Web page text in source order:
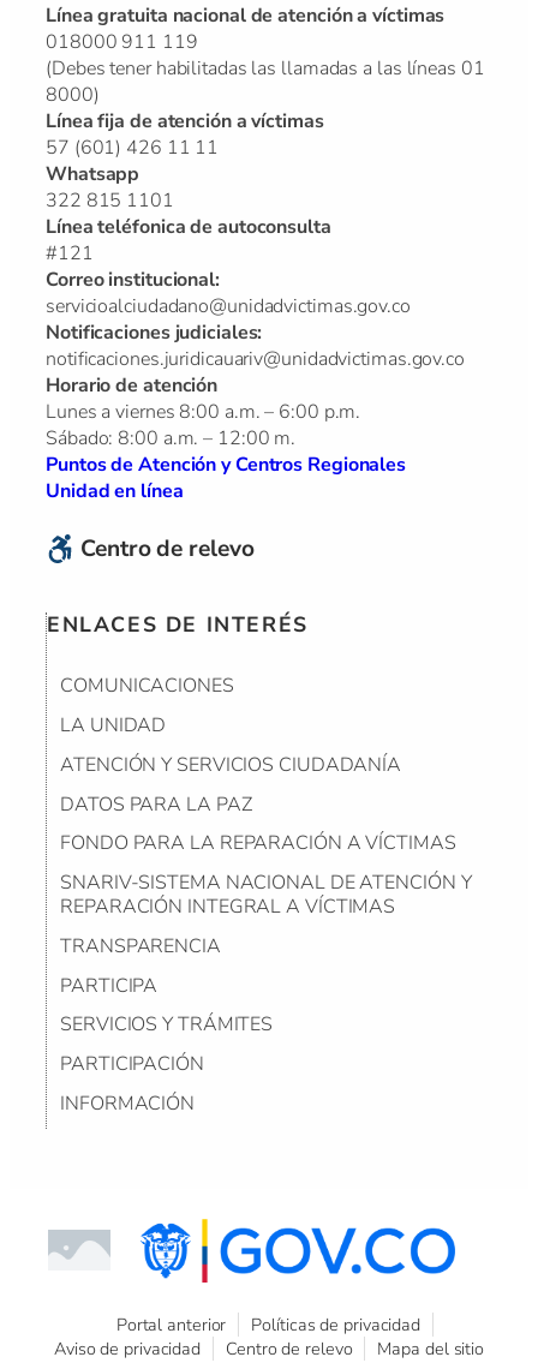
Línea gratuita nacional de atención a víctimas
018000 911 119
(Debes tener habilitadas las llamadas a las líneas 01
8000)
Línea fija de atención a víctimas
57 (601) 426 11 11
Whatsapp
322 815 1101
Línea teléfonica de autoconsulta
#121
Correo institucional:
servicioalciudadano@unidadvictimas.gov.co
Notificaciones judiciales:
notificaciones.juridicauariv@unidadvictimas.gov.co
Horario de atención
Lunes a viernes 8:00 a.m. – 6:00 p.m.
Sábado: 8:00 a.m. – 12:00 m.
Puntos de Atención y Centros Regionales
Unidad en línea
Centro de relevo
ENLACES DE INTERÉS
COMUNICACIONES
LA UNIDAD
ATENCIÓN Y SERVICIOS CIUDADANÍA
DATOS PARA LA PAZ
FONDO PARA LA REPARACIÓN A VÍCTIMAS
SNARIV-SISTEMA NACIONAL DE ATENCIÓN Y
REPARACIÓN INTEGRAL A VÍCTIMAS
TRANSPARENCIA
PARTICIPA
SERVICIOS Y TRÁMITES
PARTICIPACIÓN
INFORMACIÓN
Portal anterior
Políticas de privacidad
Aviso de privacidad
Centro de relevo Mapa del sitio